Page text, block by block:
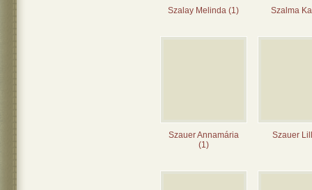
Szalay Melinda (1) Szalma
Szauer Annamária
(1)
Szauer